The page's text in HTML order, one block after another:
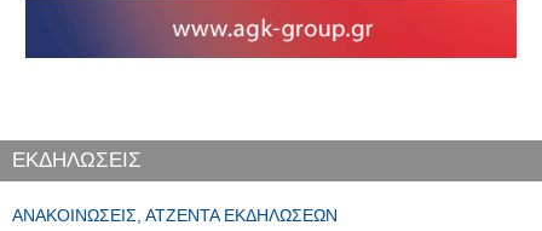
ΕΚΔΗΛΩΣΕΙΣ
ΑΝΑΚΟΙΝΏΣΕΙΣ, ΑΤΖΈΝΤΑ ΕΚΔΗΛΏΣΕΩΝ